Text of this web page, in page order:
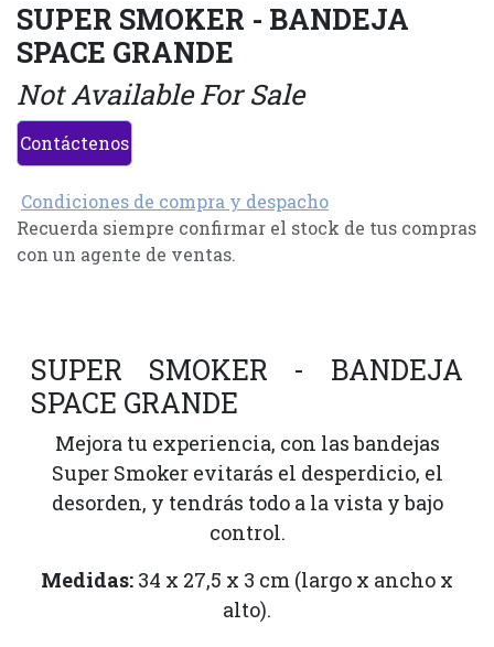
SUPER SMOKER - BANDEJA
SPACE GRANDE
Not Available For Sale
Contáctenos
Condiciones de compra y despacho
Recuerda siempre confirmar el stock de tus compras
con un agente de ventas.
SUPER SMOKER - BANDEJA
SPACE GRANDE
Mejora tu experiencia, con las bandejas
Super Smoker evitarás el desperdicio, el
desorden, y tendrás todo a la vista y bajo
control.
Medidas: 34 x 27,5 x 3 cm (largo x ancho x
alto).